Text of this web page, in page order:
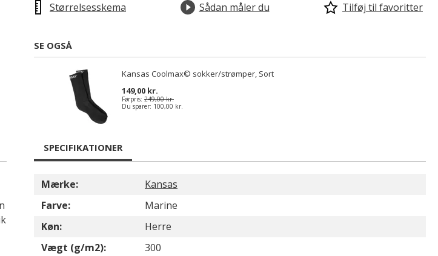
Størrelsesskema Sådan måler du Tilføj til favoritter
SE OGSÅ
Kansas Coolmax© sokker/strømper, Sort
149,00 kr.
Førpris: 249,00 kr.
Du sparer: 100,00 kr.
SPECIFIKATIONER
Mærke:
Kansas
Farve:
Marine
Køn:
Herre
Vægt (g/m2):
300